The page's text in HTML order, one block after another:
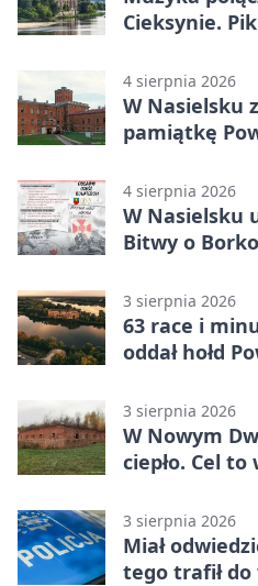
Cieksynie.
4 sierpnia 2026
W Nasielsku
pamiątkę
4 sierpnia 2026
W Nasielsku
Bitwy o
3 sierpnia 2026
63 race i
oddał hołd
3 sierpnia 2026
W Nowym
ciepło. Cel
3 sierpnia 2026
Miał
tego trafił do